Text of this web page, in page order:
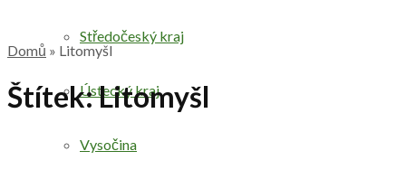
Středočeský kraj
Ústecký kraj
Vysočina
Domů » Litomyšl
Štítek:Litomyšl